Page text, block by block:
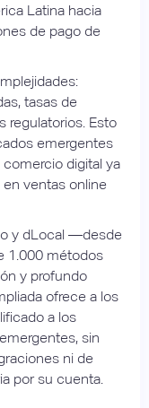
Latina hacia
de pago de
tasas de
regulatorios. Esto
emergentes
digital ya
ventas online
y dLocal —desde
1.000 métodos
y profundo
ofrece a los
a los
sin
ni de
por su cuenta.